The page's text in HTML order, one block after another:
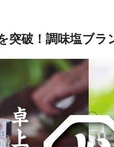
突破！調味塩ブラ